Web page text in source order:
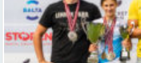
Valmierieši triumfē piemiņas sacensībās